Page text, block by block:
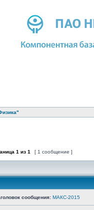
1 из 1 [ 1 сообщение ]
сообщения: МАКС-2015